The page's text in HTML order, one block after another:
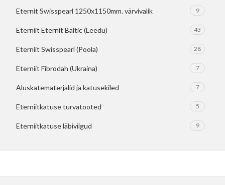
Eternit Swisspearl 1250x1150mm. värvivalik 9
Eterniit Eternit Baltic (Leedu) 43
Eterniit Swisspearl (Poola) 28
Eterniit Fibrodah (Ukraina) 7
Aluskatematerjalid ja katusekiled 7
Eterniitkatuse turvatooted 5
Eterniitkatuse läbiviigud 9